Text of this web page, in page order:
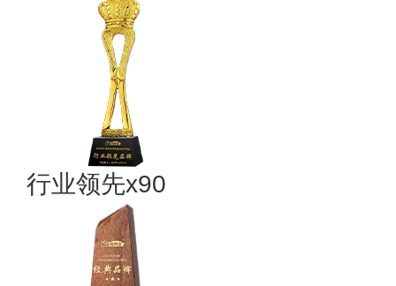
行业领先x90